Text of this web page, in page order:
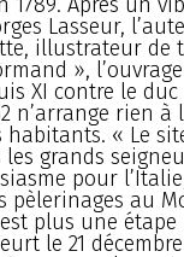
Lasseur,
illustrateur de
»,
XI contre le duc
n’arrange rien
habitants. « Le
grands
pour
pèlerinages au
plus une
le 21